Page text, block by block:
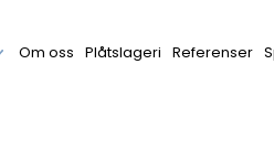
Om oss Plåtslageri Referenser